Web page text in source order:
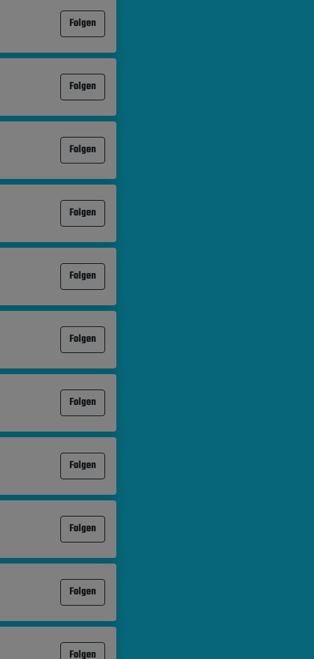
Folgen
Folgen
Folgen
Folgen
Folgen
Folgen
Folgen
Folgen
Folgen
Folgen
Folgen